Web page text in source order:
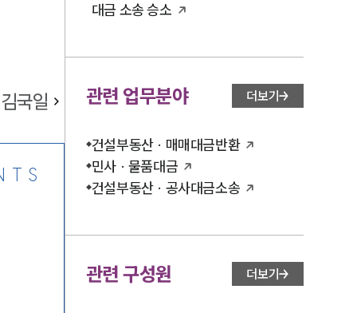
김국일
대금 소송 승소
관련 업무분야 더보기
건설부동산 · 매매대금반환
민사 · 물품대금
건설부동산 · 공사대금소송
관련 구성원 더보기